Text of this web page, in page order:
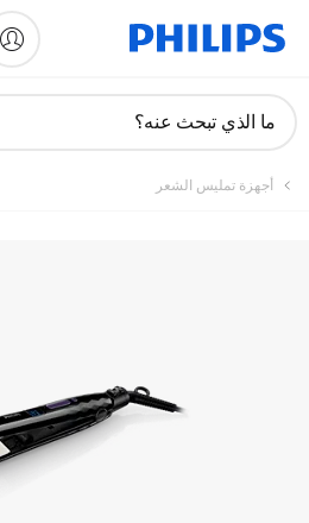
دعم
ما الذي تبحث عنه؟
أجهزة تمليس الشعر